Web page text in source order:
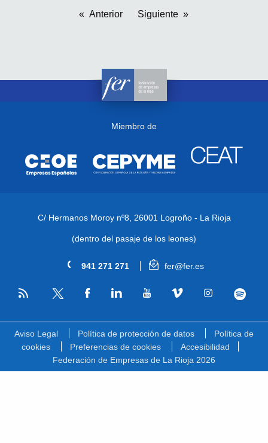
Anterior Siguiente
Miembro de
C/ Hermanos Moroy nº8, 26001 Logroño - La Rioja
(dentro del pasaje de los leones)
941 271 271 fer@fer.es
RSS
Aviso Legal Política de protección de datos
Política de
cookies
Preferencias de cookies
Accesibilidad
Federación de Empresas de La Rioja 2026